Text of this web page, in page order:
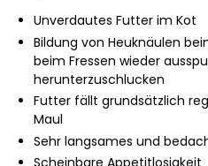
Unverdautes Futter im Kot
Bildung von Heuknäulen
beim Fressen wieder
herunterzuschlucken
Futter fällt grundsätzlich
Maul
Sehr langsames und